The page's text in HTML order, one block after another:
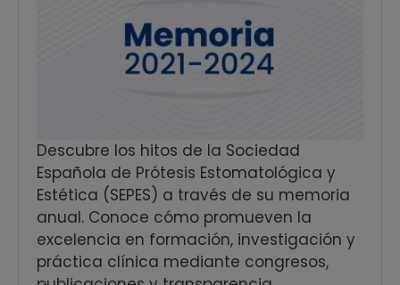
Descubre los hitos de la Sociedad
Española de Prótesis Estomatológica y
Estética (SEPES) a través de su memoria
anual. Conoce cómo promueven la
excelencia en formación, investigación y
práctica clínica mediante congresos,